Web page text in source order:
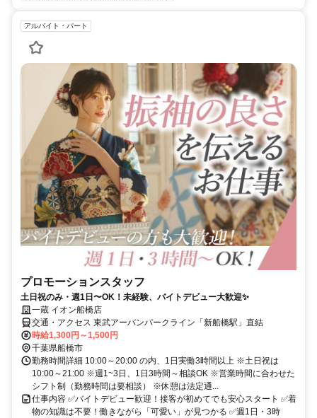
アルバイト・パート
プロモーションスタッフ
土日祝のみ・週1日〜OK！未経験、バイトデビュー大歓迎✨
一蔵 イオン船橋店
交通・アクセス 東武アーバンパークライン「新船橋駅」直結
時給1,300円～1,500円
千葉県船橋市
勤務時間詳細 10:00～20:00 の内、1日実働3時間以上 ※土日祝は
10:00～21:00 ※週1~3日、1日3時間～相談OK ※営業時間に合わせた
シフト制（勤務時間は要相談） ※休憩は法定通...
仕事内容 ✅バイトデビュー歓迎！接客が初めてでも安心スタート ✅着
物の知識は不要！働きながら「可愛い」が見つかる ✅週1日・3時